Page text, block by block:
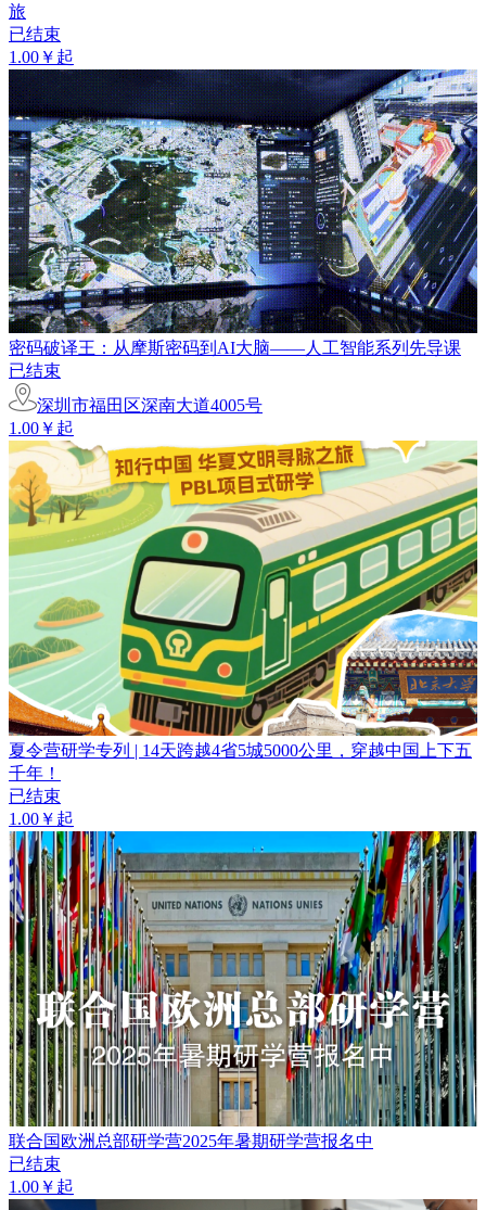
旅
已结束
1.00￥起
密码破译王：从摩斯密码到AI大脑——人工智能系列先导课
已结束
深圳市福田区深南大道4005号
1.00￥起
夏令营研学专列 | 14天跨越4省5城5000公里，穿越中国上下五
千年！
已结束
1.00￥起
联合国欧洲总部研学营2025年暑期研学营报名中
已结束
1.00￥起